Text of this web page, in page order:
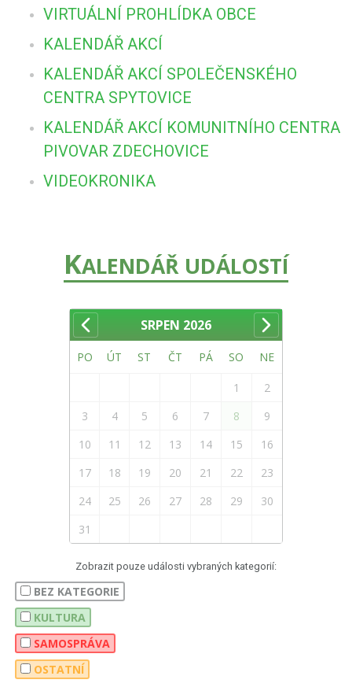
VIRTUÁLNÍ PROHLÍDKA OBCE
KALENDÁŘ AKCÍ
KALENDÁŘ AKCÍ SPOLEČENSKÉHO
CENTRA SPYTOVICE
KALENDÁŘ AKCÍ KOMUNITNÍHO CENTRA
PIVOVAR ZDECHOVICE
VIDEOKRONIKA
KALENDÁŘ UDÁLOSTÍ
SRPEN 2026
PO ÚT ST ČT PÁ SO NE
1
2
3
4 5 6 7 8
9
10
11 12 13 14 15
16
17
18 19 20 21 22
23
24
25 26 27 28 29
30
31
Zobrazit pouze události vybraných kategorií:
BEZ KATEGORIE
KULTURA
SAMOSPRÁVA
OSTATNÍ